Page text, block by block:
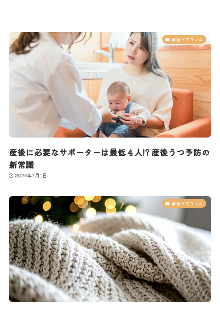
産後ケアコラム
産後に必要なサポーターは最低４人!? 産後うつ予防の
新常識
2026年7月1日
産後ケアコラム